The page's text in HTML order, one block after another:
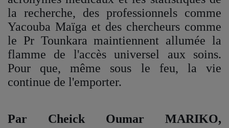
la recherche, des professionnels comme
Yacouba Maïga et des chercheurs comme
le Pr Tounkara maintiennent allumée la
flamme de l'accès universel aux soins.
Pour que, même sous le feu, la vie
continue de l'emporter.
Par Cheick Oumar MARIKO,